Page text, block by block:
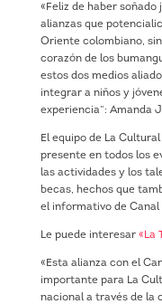
«Feliz de haber
alianzas que
Oriente colombiano,
corazón de los
estos dos medios
integrar a niños y
experiencia”: Amanda
El equipo de La
presente en todos los
las actividades y los
becas, hechos que
el informativo de Canal
Le puede interesar «La
«Esta alianza con el
importante para La
nacional a través de la